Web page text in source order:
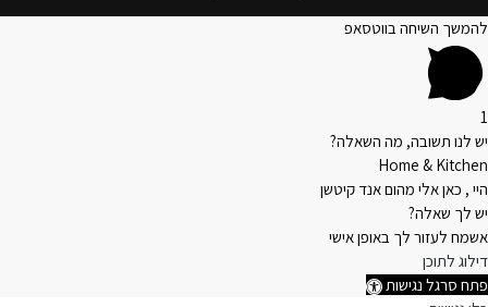
להמשך השיחה בווטסאפ
1
יש לנו תשובה, מה השאלה?
Home & Kitchen
היי , כאן אלי מהום אנד קיטשן
יש לך שאלה?
אשמח לעזור לך באופן אישי
דילוג לתוכן
פתח סרגל נגישות